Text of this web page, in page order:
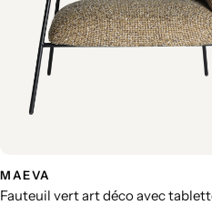
MAEVA
Fauteuil vert art déco avec